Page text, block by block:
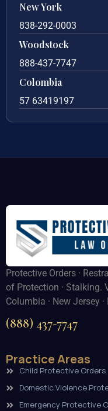
New York
838-292-0003
Woodstock
888-437-7747
Colombia
57 63419197
Protective Orders ·
of Protection · Stalking.
Columbia · New Jersey ·
(888) 437-7747
Practice Areas
Child Protective Orders
Domestic Violence
Emergency Protective